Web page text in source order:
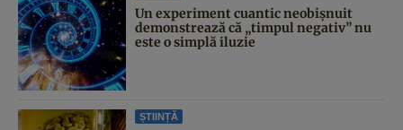
Un experiment cuantic neobișnuit
demonstrează că „timpul negativ” nu
este o simplă iluzie
ȘTIINȚĂ